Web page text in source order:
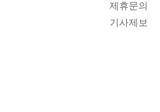
제휴문의
기사제보